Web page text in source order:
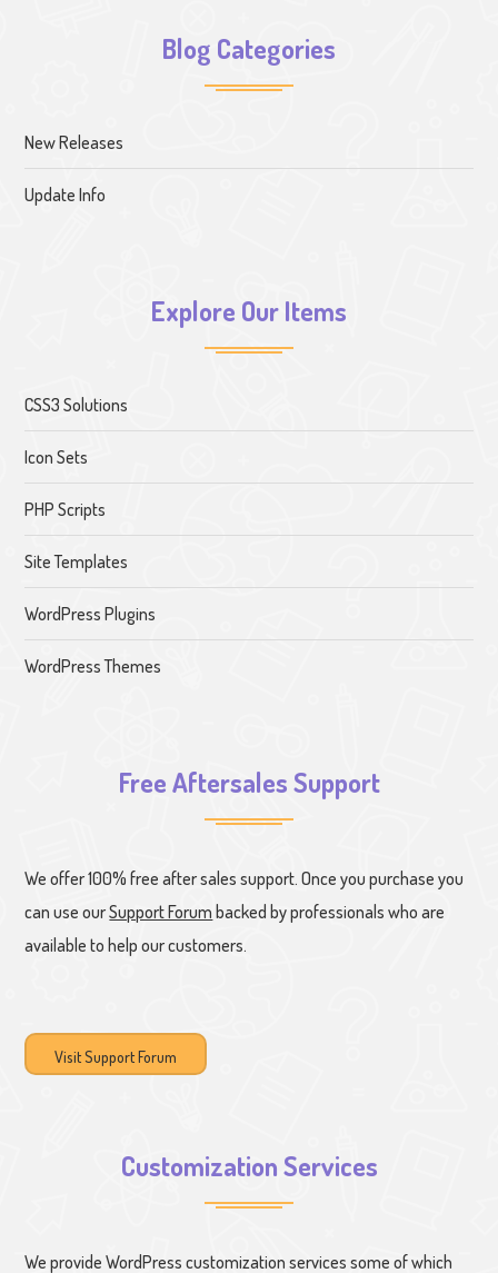
Blog Categories
New Releases
Update Info
Explore Our Items
CSS3 Solutions
Icon Sets
PHP Scripts
Site Templates
WordPress Plugins
WordPress Themes
Free Aftersales Support
We offer 100% free after sales support. Once you purchase you
can use ourSupport Forum backed by professionals who are
available to help our customers.
Visit Support Forum
Customization Services
We provide WordPress customization services some of which